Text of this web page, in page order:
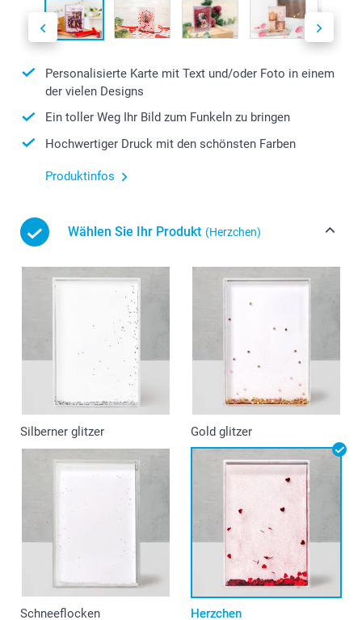
Personalisierte Karte mit Text und/oder Foto in einem
der vielen Designs
Ein toller Weg Ihr Bild zum Funkeln zu bringen
Hochwertiger Druck mit den schönsten Farben
Produktinfos
Wählen Sie Ihr Produkt (Herzchen)
Silberner glitzer Gold glitzer
Schneeflocken Herzchen